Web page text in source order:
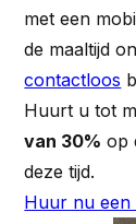
met een
de maaltijd
contactloos
Huurt u tot
van 30% op
deze tijd.
Huur nu een